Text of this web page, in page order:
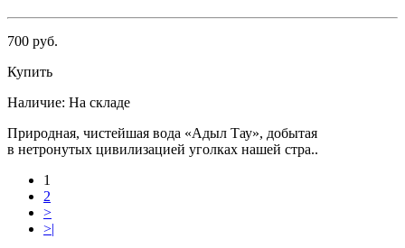
700 руб.
Купить
Наличие: На складе
Природная, чистейшая вода «Адыл Тау», добытая
в нетронутых цивилизацией уголках нашей стра..
1
2
>
>|